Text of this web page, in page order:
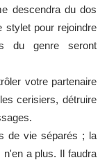
descendra du dos
stylet pour rejoindre
du genre seront
votre partenaire
cerisiers, détruire
de vie séparés ; la
a plus. Il faudra